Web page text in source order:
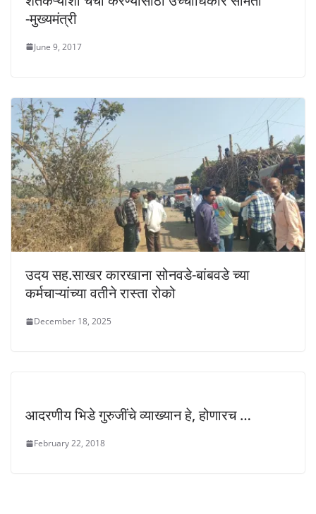
-मुख्यमंत्री
June 9, 2017
उदय सह.साखर कारखाना सोनवडे-बांबवडे च्या
कर्मचाऱ्यांच्या वतीने रास्ता रोको
December 18, 2025
आदरणीय भिडे गुरुजींचे व्याख्यान हे, होणारच …
February 22, 2018